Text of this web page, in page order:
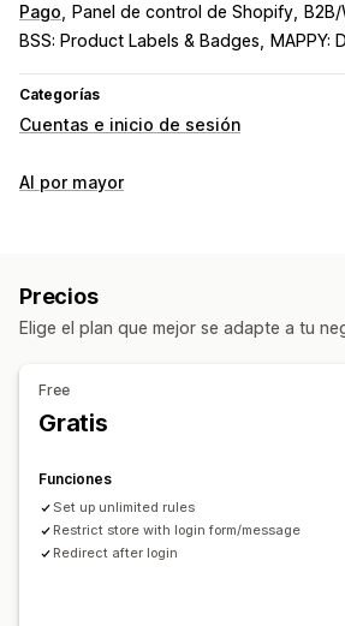
Pago Panel de control de Shopify
BSS: Product Labels & Badges
MAPPY:
Categorías
Cuentas e inicio de sesión
Gestión de cuenta
Restringir acceso
Protección con contraseña
Enlace
Al por mayor
Precios
Elige el plan que mejor se adapte a tu
Free
Gratis
Funciones
Set up unlimited rules
Restrict store with login form/message
Redirect after login